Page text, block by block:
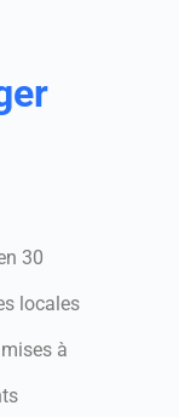
30
locales
à